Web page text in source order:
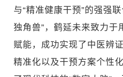
与“精准健康干预”的强强
独角兽”，鹤延未来致力于
赋能，成功实现了中医辨
精准化以及干预方案个性